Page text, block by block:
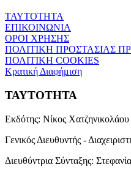
ΤΑΥΤΟΤΗΤΑ
ΕΠΙΚΟΙΝΩΝΙΑ
ΟΡΟΙ ΧΡΗΣΗΣ
ΠΟΛΙΤΙΚΗ ΠΡΟΣΤΑΣΙΑΣ
ΠΟΛΙΤΙΚΗ COOKIES
Κρατική Διαφήμιση
ΤΑΥΤΟΤΗΤΑ
Εκδότης: Νίκος Χατζηνικολάου
Γενικός Διευθυντής -
Διευθύντρια Σύνταξης: